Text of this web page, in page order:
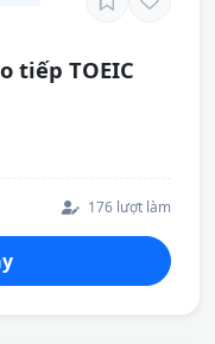
tiếp TOEIC
176 lượt làm